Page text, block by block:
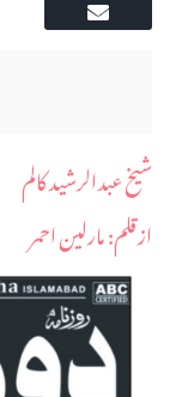
شیخ عبدالرشید کالم
ازقلم: مارلین احمر